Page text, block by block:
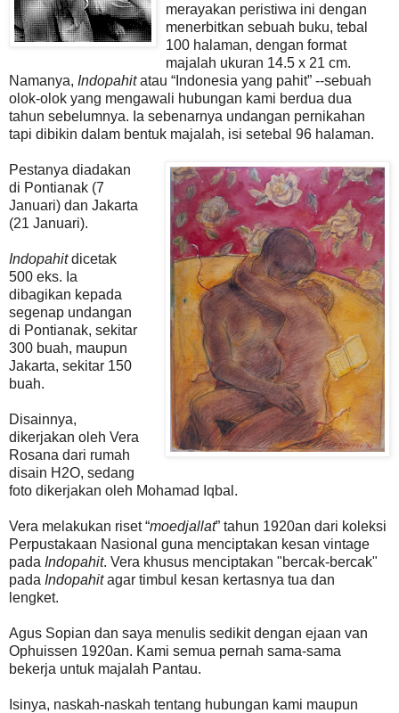
merayakan peristiwa ini dengan
menerbitkan sebuah buku, tebal
100 halaman, dengan format
majalah ukuran 14.5 x 21 cm.
Namanya, Indopahitatau “Indonesia yang pahit” --sebuah
olok-olok yang mengawali hubungan kami berdua dua
tahun sebelumnya. Ia sebenarnya undangan pernikahan
tapi dibikin dalam bentuk majalah, isi setebal 96 halaman.
Pestanya diadakan
di Pontianak (7
Januari) dan Jakarta
(21 Januari).
Indopahitdicetak
500 eks. Ia
dibagikan kepada
segenap undangan
di Pontianak, sekitar
300 buah, maupun
Jakarta, sekitar 150
buah.
Disainnya,
dikerjakan oleh Vera
Rosana dari rumah
disain H2O, sedang
foto dikerjakan oleh Mohamad Iqbal.
Vera melakukan riset “moedjallat” tahun 1920an dari koleksi
Perpustakaan Nasional guna menciptakan kesan vintage
pada Indopahit. Vera khusus menciptakan "bercak-bercak"
pada Indopahitagar timbul kesan kertasnya tua dan
lengket.
Agus Sopian dan saya menulis sedikit dengan ejaan van
Ophuissen 1920an. Kami semua pernah sama-sama
bekerja untuk majalah Pantau.
Isinya, naskah-naskah tentang hubungan kami maupun